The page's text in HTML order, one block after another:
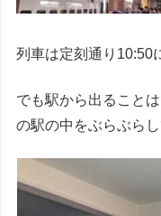
列車は定刻通り10:50
でも駅から出ること
の駅の中をぶらぶら